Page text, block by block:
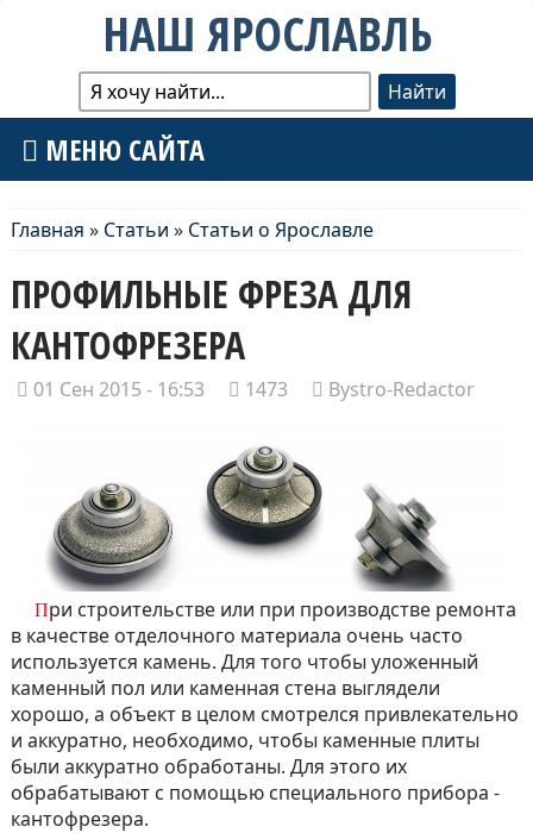
НАШ ЯРОСЛАВЛЬ
МЕНЮ САЙТА
Главная » Статьи » Статьи о Ярославле
ПРОФИЛЬНЫЕ ФРЕЗА ДЛЯ
КАНТОФРЕЗЕРА
01 Сен 2015 - 16:53 1473 Bystro-Redactor
При строительстве или при производстве ремонта
в качестве отделочного материала очень часто
используется камень. Для того чтобы уложенный
каменный пол или каменная стена выглядели
хорошо, а объект в целом смотрелся привлекательно
и аккуратно, необходимо, чтобы каменные плиты
были аккуратно обработаны. Для этого их
обрабатывают с помощью специального прибора -
кантофрезера.